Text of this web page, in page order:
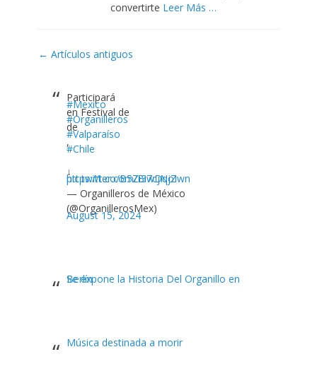
convertirte Leer Más …
Navegación
artículos
← Artículos antiguos
Participará
#Mexico
en Festival de
#Organilleros
de
#Valparaíso
,
#Chile
↓
https://t.co/B5Zi3wDqjZ
pic.twitter.com/Bi7cjNoIwn
— Organilleros de México
(@OrganillerosMex)
August 15, 2024
Se expone la Historia Del Organillo en Berlín
Música destinada a morir